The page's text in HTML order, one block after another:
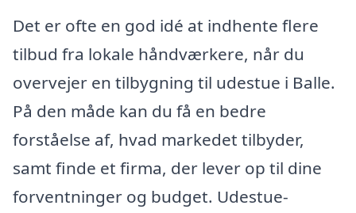
Det er ofte en god idé at indhente flere
tilbud fra lokale håndværkere, når du
overvejer en tilbygning til udestue i Balle.
På den måde kan du få en bedre
forståelse af, hvad markedet tilbyder,
samt finde et firma, der lever op til dine
forventninger og budget. Udestue-